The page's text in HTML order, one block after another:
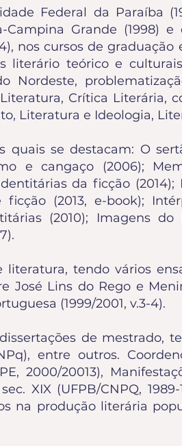
Federal da Paraíba
Grande (1998)
nos cursos de
literário teórico e
Crítica Literária,
Literatura e Ideologia,
quais se destacam: O
e cangaço (2006);
da ficção
(2013, e-book);
(2010); Imagens
tendo vários
José Lins do Rego e
(1999/2001, v.3-4).
de mestrado,
entre outros.
2000/20013),
XIX (UFPB/CNPQ,
na produção literária